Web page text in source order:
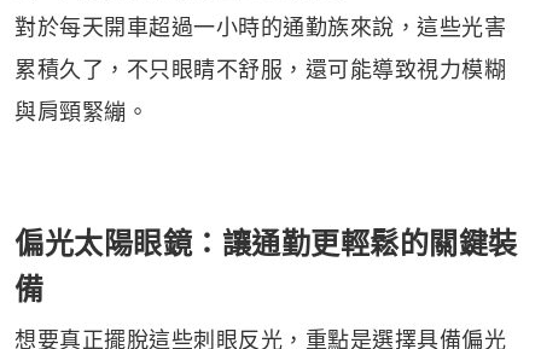
對於每天開車超過一小時的通勤族來說，這些光害
累積久了，不只眼睛不舒服，還可能導致視力模糊
與肩頸緊繃。
偏光太陽眼鏡：讓通勤更輕鬆的關鍵裝
備
想要真正擺脫這些刺眼反光，重點是選擇具備偏光